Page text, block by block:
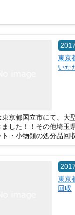
東京
いた
東京都国立市にて、大
ました！！その他埼玉
ト・小物類の処分品回
東京
回収